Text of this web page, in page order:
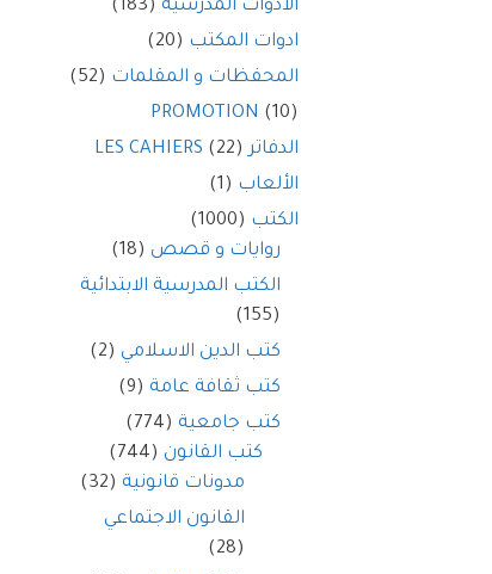
الادوات المدرسية (183)
ادوات المكتب (20)
المحفظات و المقلمات (52)
PROMOTION (10)
الدفاتر LES CAHIERS (22)
الألعاب (1)
الكتب (1000)
روايات و قصص (18)
الكتب المدرسية الابتدائية
(155)
كتب الدين الاسلامي (2)
كتب ثقافة عامة (9)
كتب جامعية (774)
كتب القانون (744)
مدونات قانونية (32)
القانون الاجتماعي
(28)